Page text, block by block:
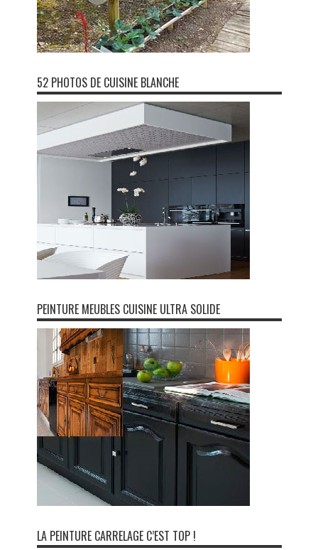
52 PHOTOS DE CUISINE BLANCHE
PEINTURE MEUBLES CUISINE ULTRA SOLIDE
LA PEINTURE CARRELAGE C’EST TOP !